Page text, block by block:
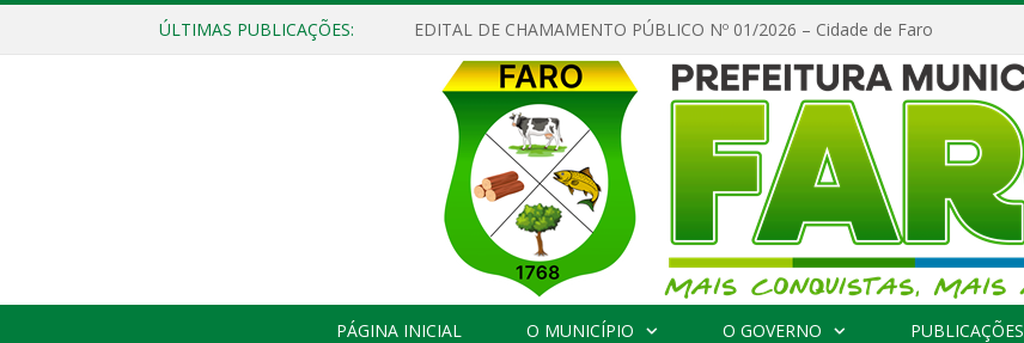
ÚLTIMAS PUBLICAÇÕES: EDITAL DE CHAMAMENTO PÚBLICO Nº 01/2026 – Cidade de Faro
PÁGINA INICIAL O MUNICÍPIO O GOVERNO PUBLICAÇÕES